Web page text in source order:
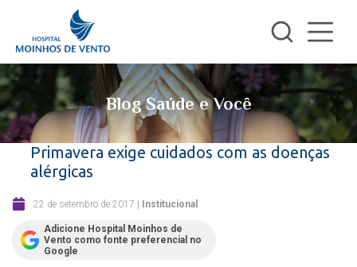
Blog Saúde e Você
Primavera exige cuidados com as doenças
alérgicas
22 de setembro de 2017 | Institucional
Adicione Hospital Moinhos de
Vento como fonte preferencial no
Google